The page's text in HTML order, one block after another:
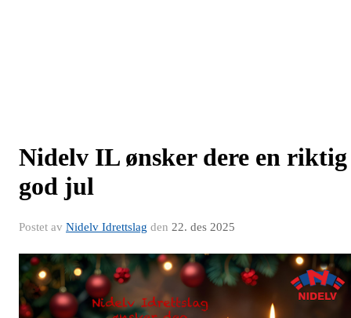
Nidelv IL ønsker dere en riktig
god jul
Postet av Nidelv Idrettslag den 22. des 2025